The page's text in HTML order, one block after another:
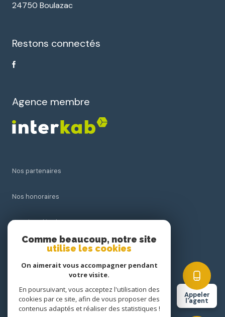
Appeler
l'agent
24750 Boulazac
Restons connectés
Agence membre
Nos partenaires
Nos honoraires
Mentions légales
Cookies
Comme beaucoup, notre site
utilise les cookies
On aimerait vous accompagner pendant
votre visite.
En poursuivant, vous acceptez l'utilisation des
cookies par ce site, afin de vous proposer des
contenus adaptés et réaliser des statistiques !